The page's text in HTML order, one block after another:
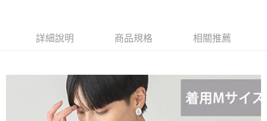
成交易。
3.實際核准額度、可分期數及費用金額請依後續交易確認頁面所載為準。
法說明評估內容。
【繳款方式說明】
1.分期款項不併入電信帳單，「大哥付你分期」於每月結算日後寄送繳費提
2.透過簡訊連結打開帳單後，可選擇「超商條碼／台灣大直營門市／銀行轉
AFTEE先享後付是「在收到商品之後才付款」的支付方式。 讓您購物簡單
３．安心：先確認商品／服務後，再付款。
【「AFTEE先享後付」結帳流程】
１．於結帳方式選擇「AFTEE先享後付」後，將跳轉至「AFTEE先享後付」
ATM付款
每筆NT$60，滿NT$388(含以上)免運費
詳細說明 商品規格 相關推薦